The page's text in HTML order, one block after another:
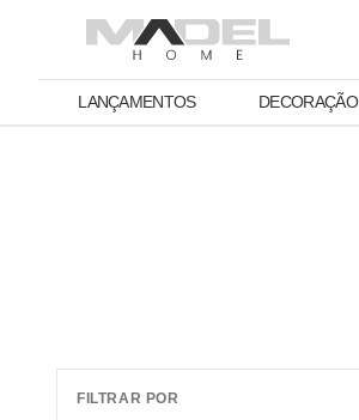
LANÇAMENTOS DECORAÇÃO
FILTRAR POR